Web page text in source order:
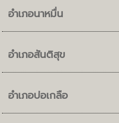
อำเภอนาหมื่น
อำเภอสันติสุข
อำเภอบ่อเกลือ